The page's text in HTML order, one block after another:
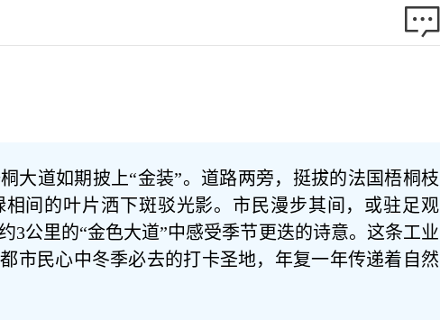
大道如期披上“金装”。道路两旁，挺拔的法国梧桐枝
间的叶片洒下斑驳光影。市民漫步其间，或驻足观
3公里的“金色大道”中感受季节更迭的诗意。这条工业
市民心中冬季必去的打卡圣地，年复一年传递着自然